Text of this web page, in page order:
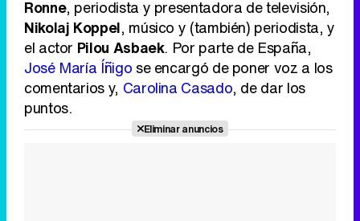
Ronne, periodista y presentadora de televisión,
Nikolaj Koppel, músico y (también) periodista, y
el actor Pilou Asbaek. Por parte de España,
José María Íñigo se encargó de poner voz a los
comentarios y, Carolina Casado, de dar los
puntos.
Eliminar anuncios